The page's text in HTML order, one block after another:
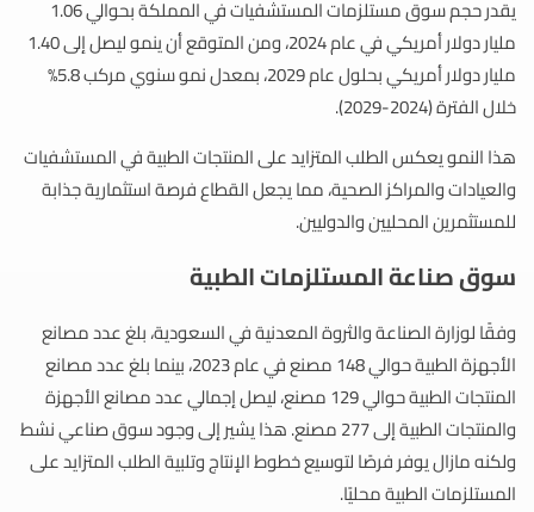
يقدر حجم سوق مستلزمات المستشفيات في المملكة بحوالي 1.06
مليار دولار أمريكي في عام 2024، ومن المتوقع أن ينمو ليصل إلى 1.40
مليار دولار أمريكي بحلول عام 2029، بمعدل نمو سنوي مركب 5.8%
خلال الفترة (2024-2029).
هذا النمو يعكس الطلب المتزايد على المنتجات الطبية في المستشفيات
والعيادات والمراكز الصحية، مما يجعل القطاع فرصة استثمارية جذابة
للمستثمرين المحليين والدوليين.
سوق صناعة المستلزمات الطبية
وفقًا لوزارة الصناعة والثروة المعدنية في السعودية، بلغ عدد مصانع
الأجهزة الطبية حوالي 148 مصنع في عام 2023، بينما بلغ عدد مصانع
المنتجات الطبية حوالي 129 مصنع، ليصل إجمالي عدد مصانع الأجهزة
والمنتجات الطبية إلى 277 مصنع. هذا يشير إلى وجود سوق صناعي نشط
ولكنه مازال يوفر فرصًا لتوسيع خطوط الإنتاج وتلبية الطلب المتزايد على
المستلزمات الطبية محليًا.